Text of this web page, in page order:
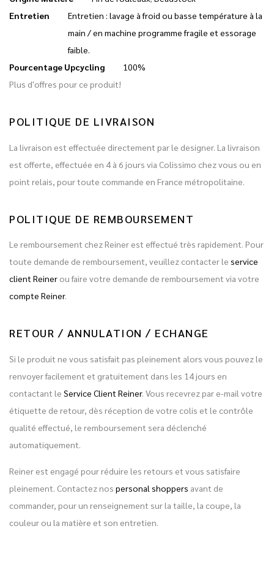
Entretien
Entretien : lavage à froid ou basse température à la
main / en machine programme fragile et essorage
faible.
Pourcentage Upcycling
100%
Plus d'offres pour ce produit!
POLITIQUE DE LIVRAISON
La livraison est effectuée directement par le designer. La livraison
est offerte, effectuée en 4 à 6 jours via Colissimo chez vous ou en
point relais, pour toute commande en France métropolitaine.
POLITIQUE DE REMBOURSEMENT
Le remboursement chez Reiner est effectué très rapidement. Pour
toute demande de remboursement, veuillez contacter le service
client Reiner ou faire votre demande de remboursement via votre
compte Reiner.
RETOUR / ANNULATION / ECHANGE
Si le produit ne vous satisfait pas pleinement alors vous pouvez le
renvoyer facilement et gratuitement dans les 14 jours en
contactant le Service Client Reiner. Vous recevrez par e-mail votre
étiquette de retour, dès réception de votre colis et le contrôle
qualité effectué, le remboursement sera déclenché
automatiquement.
Reiner est engagé pour réduire les retours et vous satisfaire
pleinement. Contactez nos personal shoppers avant de
commander, pour un renseignement sur la taille, la coupe, la
couleur ou la matière et son entretien.